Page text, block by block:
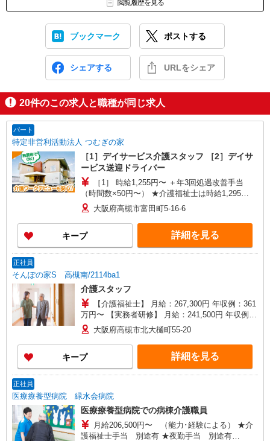
閲覧履歴を見る
ブックマーク ポストする
シェアする URLをシェア
20件のこの求人と職種が同じ求人
パート
特定非営利活動法人 つむぎの家
［1］デイサービス介護スタッフ ［2］デイサ
ービス送迎ドライバー
［1］ 時給1,255円〜 ＋年3回処遇改善手当
（時間数×50円〜） ★介護福祉士は時給1,295
円！！ ★送迎できる方は時給＋20円 ［2］ 時給
1,275円〜 ※一律送迎手当含む ☆処遇改善（1時間
あたり＋50円）別途支給
大阪府高槻市富田町5-16-6
キープ 詳細を見る
正社員
そんぽの家S 高槻南/2114ba1
介護スタッフ
【介護福祉士】 月給：267,300円 年収例：361
万円〜 【実務者研修】 月給：241,500円 年収例：
330万円〜 【初任者研修】 月給：235,700円 年収
例：325万円〜 ※職務手当、働きがい向上手当、
日祝手当（月平均2回分）、夜勤手当（月平均5回
分）等、毎月平均的に支払われる手当を含みま
す。 ※介護福祉士のみ、特別職務手当も含む ◎残
与 基本給2.08ヶ月分/年支給
大阪府高槻市北大樋町55-20
キープ 詳細を見る
正社員
医療療養型病院 緑水会病院
医療療養型病院での病棟介護職員
月給206,500円〜 （能力･経験による） ★介
護福祉士手当 別途有 ★夜勤手当 別途有